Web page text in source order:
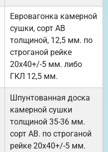
Евровагонка камерной
сушки, сорт АВ
толщиной, 12,5 мм. по
строганой рейке
20х40+/-5 мм. либо
ГКЛ 12,5 мм.
Шпунтованная доска
камерной сушки
толщиной 35-36 мм.
сорт АВ. по строганой
рейке 20х40+/-5 мм.